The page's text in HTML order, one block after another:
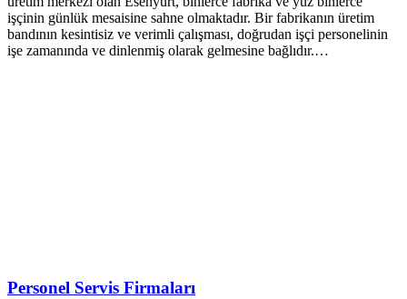
işçinin günlük mesaisine sahne olmaktadır. Bir fabrikanın üretim
bandının kesintisiz ve verimli çalışması, doğrudan işçi personelinin
işe zamanında ve dinlenmiş olarak gelmesine bağlıdır.…
Personel Servis Firmaları